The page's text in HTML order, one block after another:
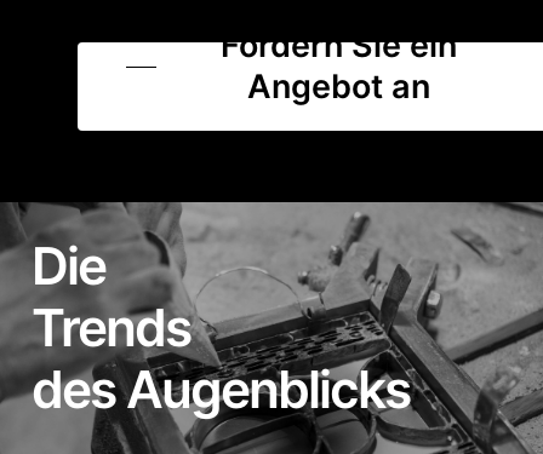
Fordern Sie ein
Angebot an
Die
Trends
des Augenblicks